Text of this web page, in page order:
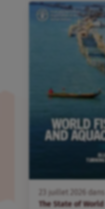
juillet dans
The State of